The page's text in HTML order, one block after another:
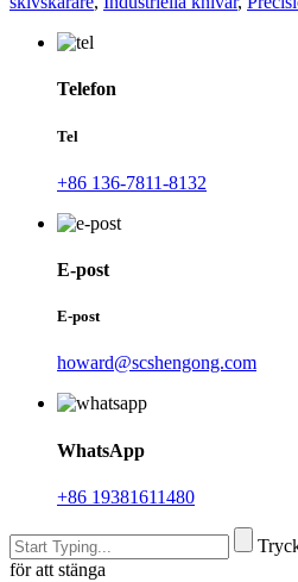
Telefon
Tel
+86 136-7811-8132
E-post
E-post
howard@scshengong.com
WhatsApp
+86 19381611480
för att stänga